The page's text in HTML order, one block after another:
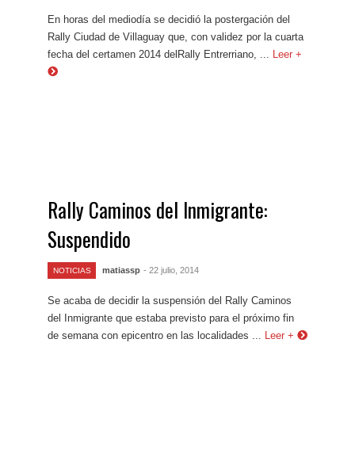
En horas del mediodía se decidió la postergación del
Rally Ciudad de Villaguay que, con validez por la cuarta
fecha del certamen 2014 delRally Entrerriano, ...
Leer +
Rally Caminos del Inmigrante:
Suspendido
NOTICIAS matiassp - 22 julio, 2014
Se acaba de decidir la suspensión del Rally Caminos
del Inmigrante que estaba previsto para el próximo fin
de semana con epicentro en las localidades ...
Leer +